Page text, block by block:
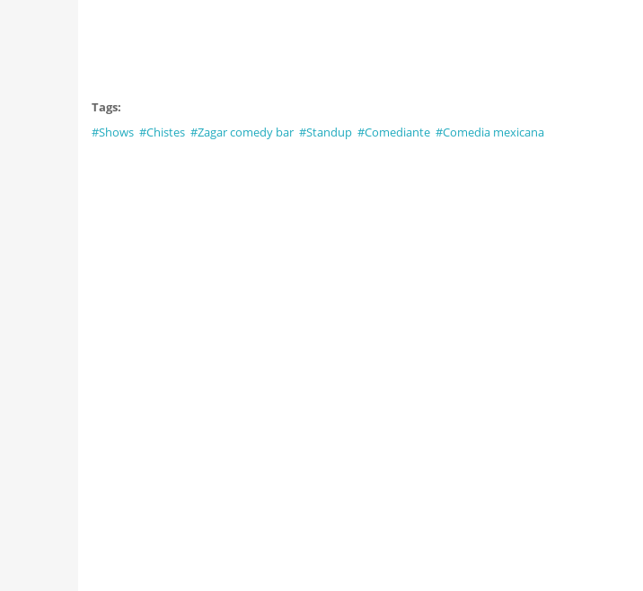
Tags:
#Shows #Chistes #Zagar comedy bar #Standup #Comediante #Comedia mexicana